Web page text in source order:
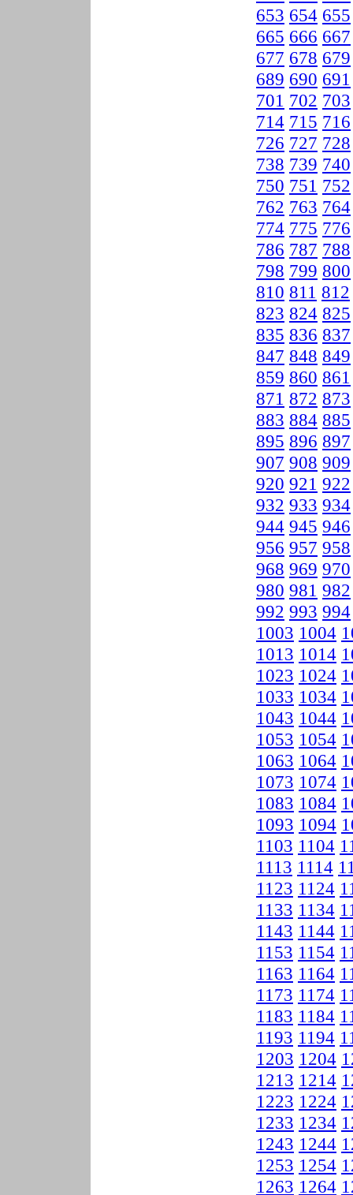
653 654 655
665 666 667
677 678 679
689 690 691
701 702 703
714 715 716
726 727 728
738 739 740
750 751 752
762 763 764
774 775 776
786 787 788
798 799 800
810 811 812
823 824 825
835 836 837
847 848 849
859 860 861
871 872 873
883 884 885
895 896 897
907 908 909
920 921 922
932 933 934
944 945 946
956 957 958
968 969 970
980 981 982
992 993 994
1003 1004
1013 1014
1023 1024
1033 1034
1043 1044
1053 1054
1063 1064
1073 1074
1083 1084
1093 1094
1103 1104
1113 1114
1123 1124
1133 1134
1143 1144
1153 1154
1163 1164
1173 1174
1183 1184
1193 1194
1203 1204
1213 1214
1223 1224
1233 1234
1243 1244
1253 1254
1263 1264